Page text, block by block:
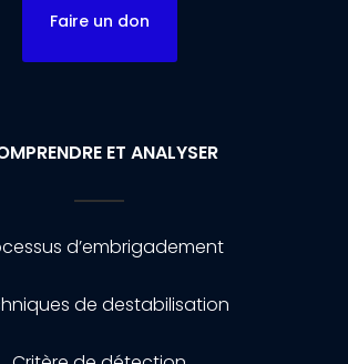
Faire un don
ET ANALYSER
d’embrigadement
de destabilisation